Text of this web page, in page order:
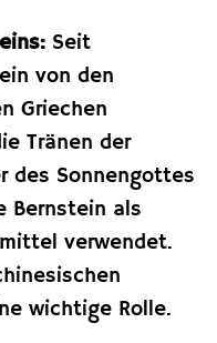
Seit
von den
Griechen
Tränen der
des Sonnengottes
Bernstein als
verwendet.
wichtige Rolle.